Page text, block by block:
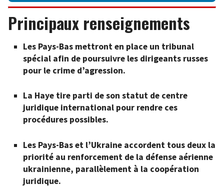
Principaux renseignements
Les Pays-Bas mettront en place un tribunal
spécial afin de poursuivre les dirigeants russes
pour le crime d’agression.
La Haye tire parti de son statut de centre
juridique international pour rendre ces
procédures possibles.
Les Pays-Bas et l’Ukraine accordent tous deux la
priorité au renforcement de la défense aérienne
ukrainienne, parallèlement à la coopération
juridique.